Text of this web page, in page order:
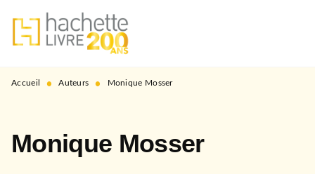
MENU RECHERCHE
PIED DE PAGE
Accueil • Auteurs • Monique Mosser
Monique Mosser